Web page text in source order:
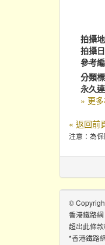
拍攝
拍攝
參考
分類
永久
» 更
« 返回前
注意：為
©
香港鐵路
超出此條
*香港鐵路